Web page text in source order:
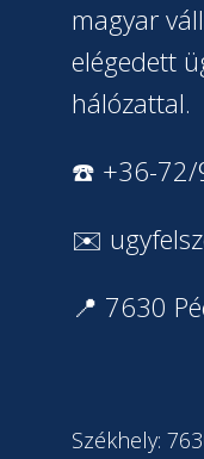
magyar
elégedett
hálózattal.
☎️ +36-72/
✉️
📍 7630
Székhely: